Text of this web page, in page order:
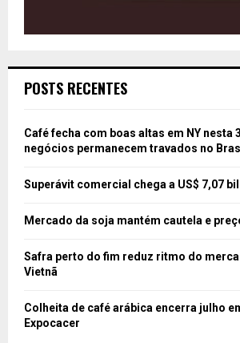
POSTS RECENTES
Café fecha com boas altas em NY nesta
negócios permanecem travados no
Superávit comercial chega a US$ 7,07
Mercado da soja mantém cautela e
Safra perto do fim reduz ritmo do
Vietnã
Colheita de café arábica encerra julho
Expocacer